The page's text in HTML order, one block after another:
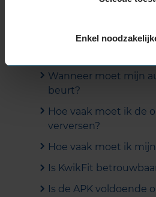
Enkel
onderhoudsbeurt
Wanneer moet mijn
beurt?
Hoe vaak moet ik de
verversen?
Hoe vaak moet ik
Is KwikFit
Is de APK voldoende